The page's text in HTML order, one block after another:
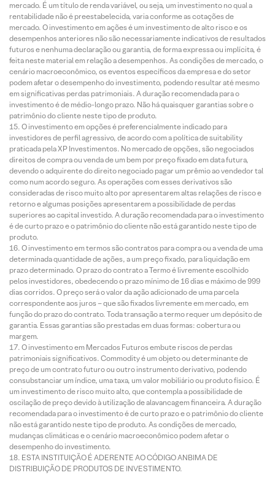
mercado. É um título de renda variável, ou seja, um investimento no qual a
rentabilidade não é preestabelecida, varia conforme as cotações de
mercado. O investimento em ações é um investimento de alto risco e os
desempenhos anteriores não são necessariamente indicativos de resultados
futuros e nenhuma declaração ou garantia, de forma expressa ou implícita, é
feita neste material em relação a desempenhos. As condições de mercado, o
cenário macroeconômico, os eventos específicos da empresa e do setor
podem afetar o desempenho do investimento, podendo resultar até mesmo
em significativas perdas patrimoniais. A duração recomendada para o
investimento é de médio-longo prazo. Não há quaisquer garantias sobre o
patrimônio do cliente neste tipo de produto.
O investimento em opções é preferencialmente indicado para
investidores de perfil agressivo, de acordo com a política de suitability
praticada pela XP Investimentos. No mercado de opções, são negociados
direitos de compra ou venda de um bem por preço fixado em data futura,
devendo o adquirente do direito negociado pagar um prêmio ao vendedor tal
como num acordo seguro. As operações com esses derivativos são
consideradas de risco muito alto por apresentarem altas relações de risco e
retorno e algumas posições apresentarem a possibilidade de perdas
superiores ao capital investido. A duração recomendada para o investimento
é de curto prazo e o patrimônio do cliente não está garantido neste tipo de
produto.
O investimento em termos são contratos para compra ou a venda de uma
determinada quantidade de ações, a um preço fixado, para liquidação em
prazo determinado. O prazo do contrato a Termo é livremente escolhido
pelos investidores, obedecendo o prazo mínimo de 16 dias e máximo de 999
dias corridos. O preço será o valor da ação adicionado de uma parcela
correspondente aos juros – que são fixados livremente em mercado, em
função do prazo do contrato. Toda transação a termo requer um depósito de
garantia. Essas garantias são prestadas em duas formas: cobertura ou
margem.
O investimento em Mercados Futuros embute riscos de perdas
patrimoniais significativos. Commodity é um objeto ou determinante de
preço de um contrato futuro ou outro instrumento derivativo, podendo
consubstanciar um índice, uma taxa, um valor mobiliário ou produto físico. É
um investimento de risco muito alto, que contempla a possibilidade de
oscilação de preço devido à utilização de alavancagem financeira. A duração
recomendada para o investimento é de curto prazo e o patrimônio do cliente
não está garantido neste tipo de produto. As condições de mercado,
mudanças climáticas e o cenário macroeconômico podem afetar o
desempenho do investimento.
ESTA INSTITUIÇÃO É ADERENTE AO CÓDIGO ANBIMA DE
DISTRIBUIÇÃO DE PRODUTOS DE INVESTIMENTO.